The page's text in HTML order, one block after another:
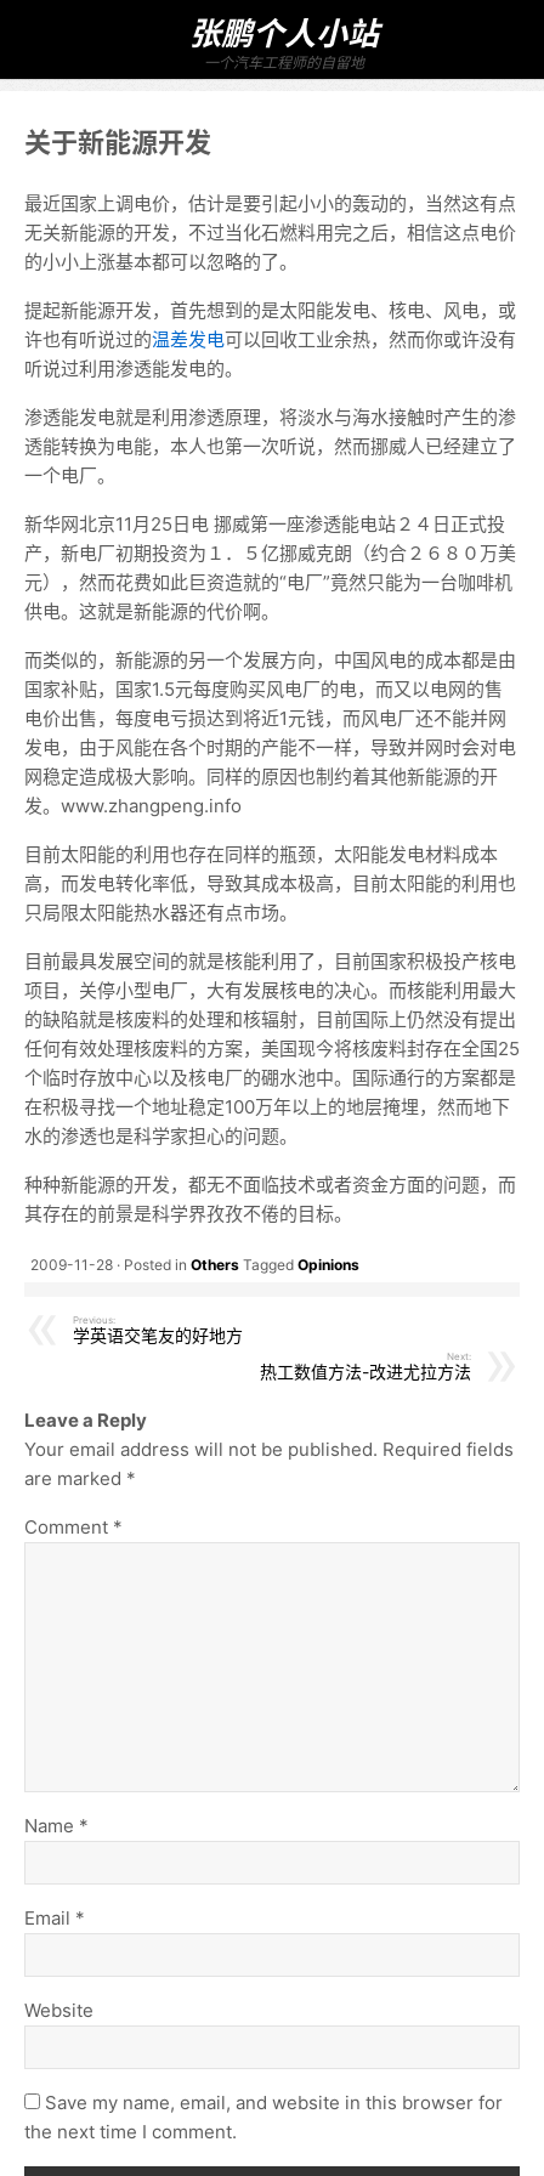
张鹏个人小站
一个汽车工程师的自留地
关于新能源开发
最近国家上调电价，估计是要引起小小的轰动的，当然这有点
无关新能源的开发，不过当化石燃料用完之后，相信这点电价
的小小上涨基本都可以忽略的了。
提起新能源开发，首先想到的是太阳能发电、核电、风电，或
许也有听说过的温差发电可以回收工业余热，然而你或许没有
听说过利用渗透能发电的。
渗透能发电就是利用渗透原理，将淡水与海水接触时产生的渗
透能转换为电能，本人也第一次听说，然而挪威人已经建立了
一个电厂。
新华网北京11月25日电 挪威第一座渗透能电站２４日正式投
产，新电厂初期投资为１．５亿挪威克朗（约合２６８０万美
元），然而花费如此巨资造就的“电厂”竟然只能为一台咖啡机
供电。这就是新能源的代价啊。
而类似的，新能源的另一个发展方向，中国风电的成本都是由
国家补贴，国家1.5元每度购买风电厂的电，而又以电网的售
电价出售，每度电亏损达到将近1元钱，而风电厂还不能并网
发电，由于风能在各个时期的产能不一样，导致并网时会对电
网稳定造成极大影响。同样的原因也制约着其他新能源的开
发。www.zhangpeng.info
目前太阳能的利用也存在同样的瓶颈，太阳能发电材料成本
高，而发电转化率低，导致其成本极高，目前太阳能的利用也
只局限太阳能热水器还有点市场。
目前最具发展空间的就是核能利用了，目前国家积极投产核电
项目，关停小型电厂，大有发展核电的决心。而核能利用最大
的缺陷就是核废料的处理和核辐射，目前国际上仍然没有提出
任何有效处理核废料的方案，美国现今将核废料封存在全国25
个临时存放中心以及核电厂的硼水池中。国际通行的方案都是
在积极寻找一个地址稳定100万年以上的地层掩埋，然而地下
水的渗透也是科学家担心的问题。
种种新能源的开发，都无不面临技术或者资金方面的问题，而
其存在的前景是科学界孜孜不倦的目标。
2009-11-28 Posted in Others Tagged Opinions
Previous:
学英语交笔友的好地方
Next:
热工数值方法-改进尤拉方法
Leave a Reply
Your email address will not be published. Required fields
are marked *
Comment *
Name *
Email *
Website
Save my name, email, and website in this browser for
the next time I comment.